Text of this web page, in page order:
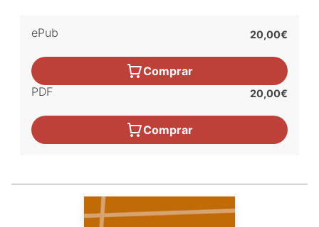
ePub 20,00€
Comprar
PDF
20,00€
Comprar